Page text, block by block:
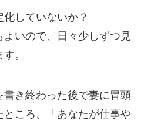
していないか？
いので、日々少しずつ見
。
書き終わった後で妻に冒頭
ころ、「あなたが仕事や